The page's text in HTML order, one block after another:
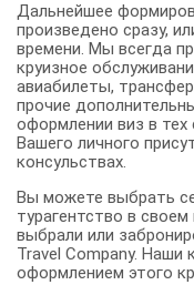
Дальнейшее
произведено сразу,
времени. Мы всегда
круизное
авиабилеты,
прочие
оформлении виз в тех
Вашего личного
консульствах.
Вы можете выбрать
турагентство в своем
выбрали или
Travel Company. Наши
оформлением этого